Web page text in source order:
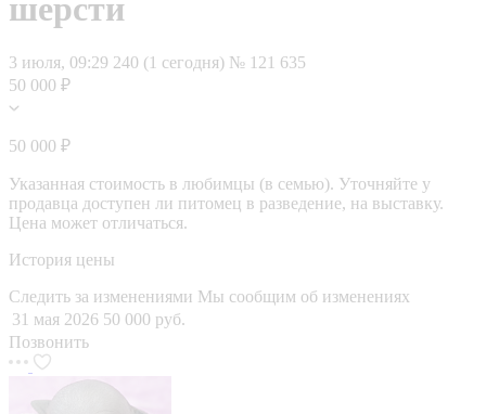
шерсти
3 июля, 09:29 240 (1 сегодня) № 121 635
50 000 ₽
50 000 ₽
Указанная стоимость в любимцы (в семью). Уточняйте у
продавца доступен ли питомец в разведение, на выставку.
Цена может отличаться.
История цены
Следить за изменениями Мы сообщим об изменениях
31 мая 2026 50 000 руб.
Позвонить